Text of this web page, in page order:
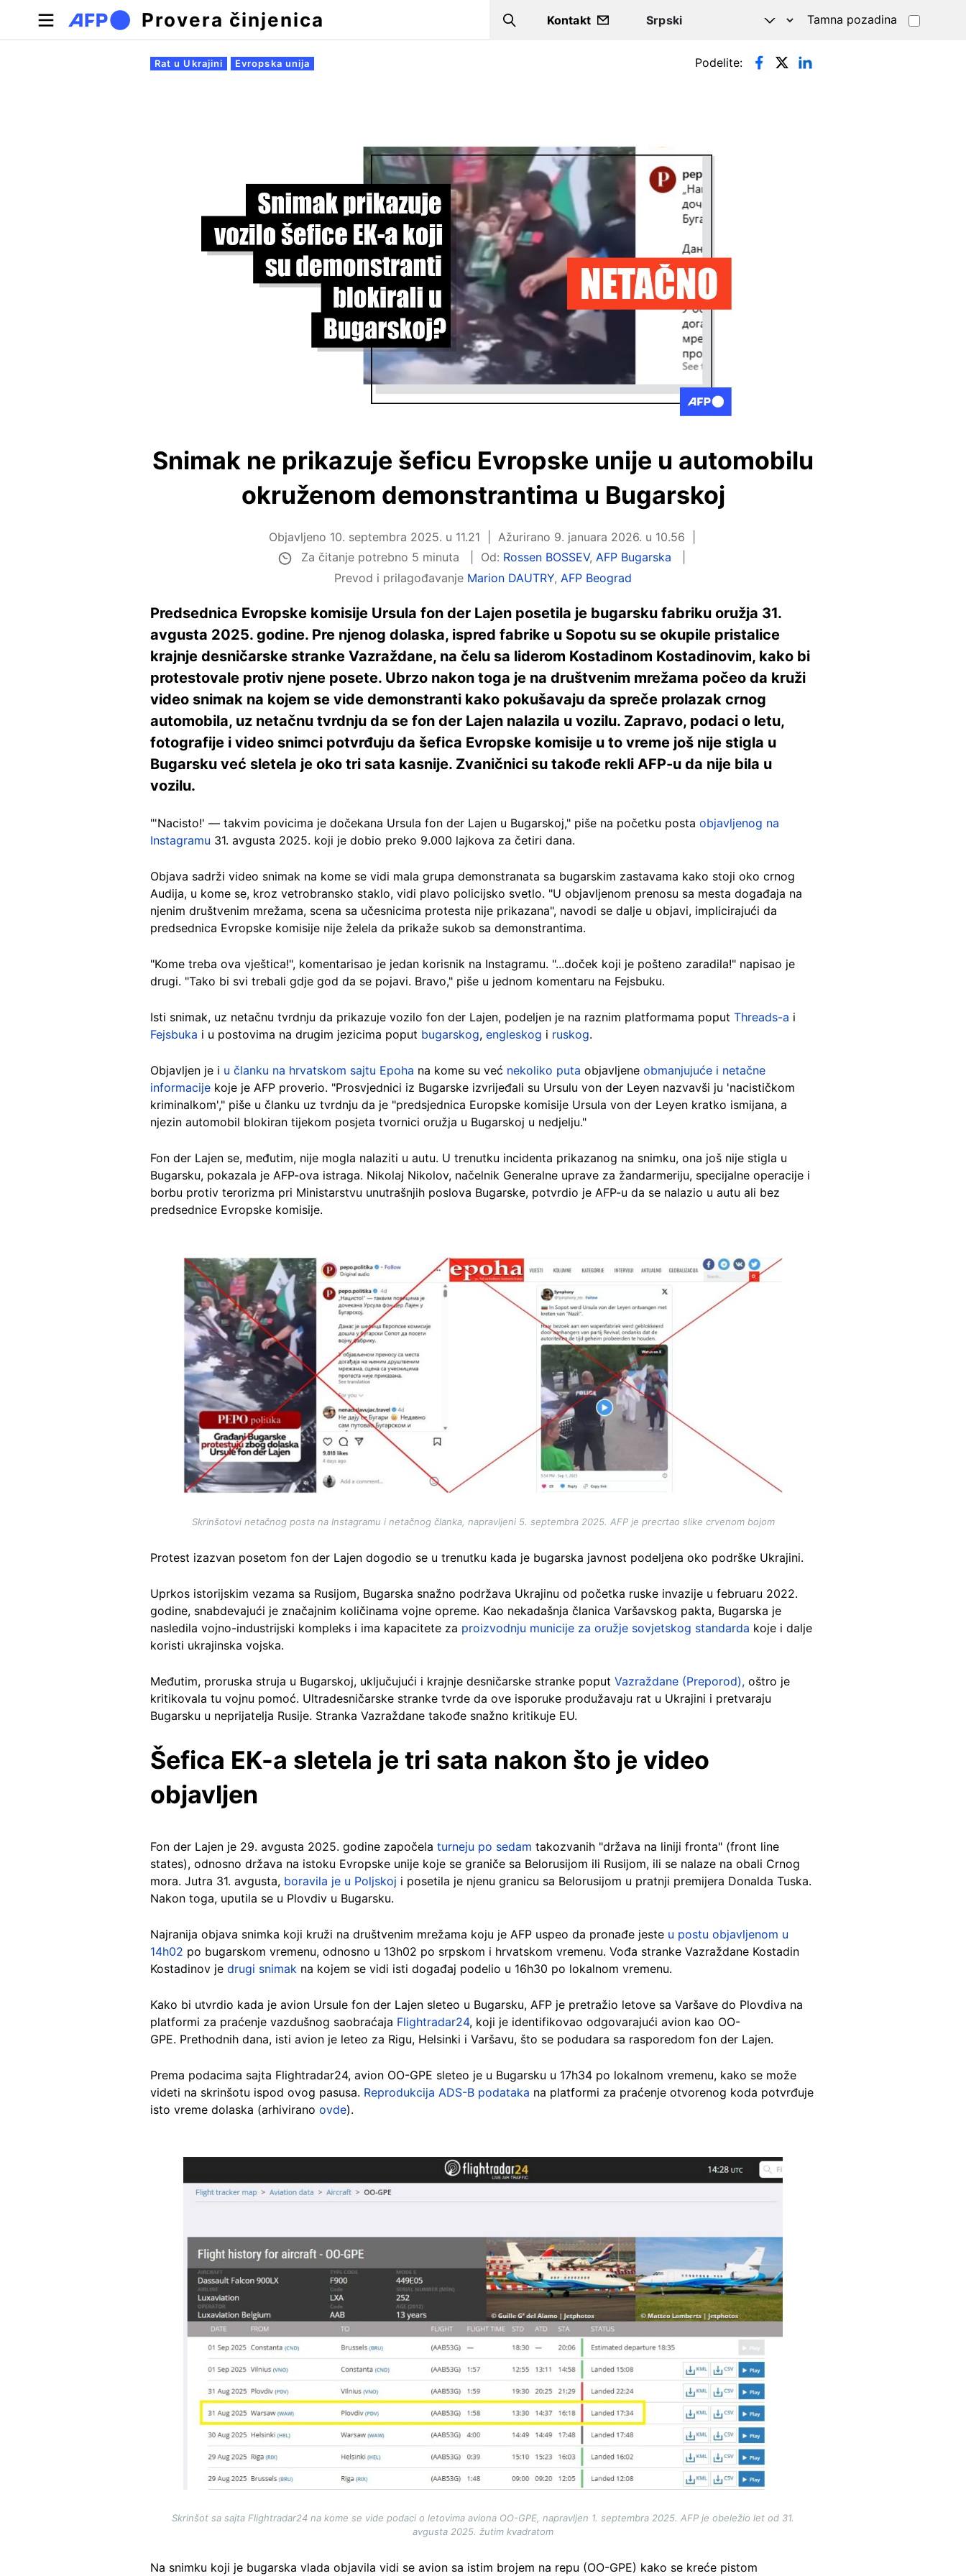
Skip to main content
Provera činjenica Search
Kontakt Tamna pozadina
Примарни табови
Rat u Ukrajini Evropska unija Podelite:
Snimak ne prikazuje šeficu Evropske unije u automobilu
okruženom demonstrantima u Bugarskoj
Objavljeno 10. septembra 2025. u 11.21 Ažurirano 9. januara 2026. u 10.56
Za čitanje potrebno 5 minuta
Od: Rossen BOSSEV,AFP Bugarska
Prevod i prilagođavanje Marion DAUTRY, AFP Beograd
Predsednica Evropske komisije Ursula fon der Lajen posetila je bugarsku fabriku oružja 31.
avgusta 2025. godine. Pre njenog dolaska, ispred fabrike u Sopotu su se okupile pristalice
krajnje desničarske stranke Vazraždane, na čelu sa liderom Kostadinom Kostadinovim, kako bi
protestovale protiv njene posete. Ubrzo nakon toga je na društvenim mrežama počeo da kruži
video snimak na kojem se vide demonstranti kako pokušavaju da spreče prolazak crnog
automobila, uz netačnu tvrdnju da se fon der Lajen nalazila u vozilu. Zapravo, podaci o letu,
fotografije i video snimci potvrđuju da šefica Evropske komisije u to vreme još nije stigla u
Bugarsku već sletela je oko tri sata kasnije. Zvaničnici su takođe rekli AFP-u da nije bila u
vozilu.
"'Nacisto!' — takvim povicima je dočekana Ursula fon der Lajen u Bugarskoj," piše na početku posta objavljenog na
Instagramu 31. avgusta 2025. koji je dobio preko 9.000 lajkova za četiri dana.
Objava sadrži video snimak na kome se vidi mala grupa demonstranata sa bugarskim zastavama kako stoji oko crnog
Audija, u kome se, kroz vetrobransko staklo, vidi plavo policijsko svetlo. "U objavljenom prenosu sa mesta događaja na
njenim društvenim mrežama, scena sa učesnicima protesta nije prikazana", navodi se dalje u objavi, implicirajući da
predsednica Evropske komisije nije želela da prikaže sukob sa demonstrantima.
"Kome treba ova vještica!", komentarisao je jedan korisnik na Instagramu. "...doček koji je pošteno zaradila!" napisao je
drugi. "Tako bi svi trebali gdje god da se pojavi. Bravo," piše u jednom komentaru na Fejsbuku.
Isti snimak, uz netačnu tvrdnju da prikazuje vozilo fon der Lajen, podeljen je na raznim platformama poput Threads-a i
Fejsbuka i u postovima na drugim jezicima poput bugarskog, engleskog i ruskog.
Objavljen je i u članku na hrvatskom sajtu Epoha na kome su već nekoliko puta objavljene obmanjujuće i netačne
informacije koje je AFP proverio. "Prosvjednici iz Bugarske izvrijeđali su Ursulu von der Leyen nazvavši ju 'nacističkom
kriminalkom'," piše u članku uz tvrdnju da je "predsjednica Europske komisije Ursula von der Leyen kratko ismijana, a
njezin automobil blokiran tijekom posjeta tvornici oružja u Bugarskoj u nedjelju."
Fon der Lajen se, međutim, nije mogla nalaziti u autu. U trenutku incidenta prikazanog na snimku, ona još nije stigla u
Bugarsku, pokazala je AFP-ova istraga. Nikolaj Nikolov, načelnik Generalne uprave za žandarmeriju, specijalne operacije i
borbu protiv terorizma pri Ministarstvu unutrašnjih poslova Bugarske, potvrdio je AFP-u da se nalazio u autu ali bez
predsednice Evropske komisije.
Image
Skrinšotovi netačnog posta na Instagramu i netačnog članka, napravljeni 5. septembra 2025. AFP je precrtao slike crvenom bojom
Protest izazvan posetom fon der Lajen dogodio se u trenutku kada je bugarska javnost podeljena oko podrške Ukrajini.
Uprkos istorijskim vezama sa Rusijom, Bugarska snažno podržava Ukrajinu od početka ruske invazije u februaru 2022.
godine, snabdevajući je značajnim količinama vojne opreme. Kao nekadašnja članica Varšavskog pakta, Bugarska je
nasledila vojno-industrijski kompleks i ima kapacitete za proizvodnju municije za oružje sovjetskog standarda koje i dalje
koristi ukrajinska vojska.
Međutim, proruska struja u Bugarskoj, uključujući i krajnje desničarske stranke poput Vazraždane (Preporod), oštro je
kritikovala tu vojnu pomoć. Ultradesničarske stranke tvrde da ove isporuke produžavaju rat u Ukrajini i pretvaraju
Bugarsku u neprijatelja Rusije. Stranka Vazraždane takođe snažno kritikuje EU.
Šefica EK-a sletela je tri sata nakon što je video
objavljen
Fon der Lajen je 29. avgusta 2025. godine započela turneju po sedam takozvanih "država na liniji fronta" (front line
states), odnosno država na istoku Evropske unije koje se graniče sa Belorusijom ili Rusijom, ili se nalaze na obali Crnog
mora. Jutra 31. avgusta, boravila je u Poljskoj i posetila je njenu granicu sa Belorusijom u pratnji premijera Donalda Tuska.
Nakon toga, uputila se u Plovdiv u Bugarsku.
Najranija objava snimka koji kruži na društvenim mrežama koju je AFP uspeo da pronađe jeste u postu objavljenom u
14h02 po bugarskom vremenu, odnosno u 13h02 po srpskom i hrvatskom vremenu. Vođa stranke Vazraždane Kostadin
Kostadinov je drugi snimak na kojem se vidi isti događaj podelio u 16h30 po lokalnom vremenu.
Kako bi utvrdio kada je avion Ursule fon der Lajen sleteo u Bugarsku, AFP je pretražio letove sa Varšave do Plovdiva na
platformi za praćenje vazdušnog saobraćaja Flightradar24, koji je identifikovao odgovarajući avion kao OO-
GPE. Prethodnih dana, isti avion je leteo za Rigu, Helsinki i Varšavu, što se podudara sa rasporedom fon der Lajen.
Prema podacima sajta Flightradar24, avion OO-GPE sleteo je u Bugarsku u 17h34 po lokalnom vremenu, kako se može
videti na skrinšotu ispod ovog pasusa. Reprodukcija ADS-B podataka na platformi za praćenje otvorenog koda potvrđuje
isto vreme dolaska (arhivirano ovde).
Skrinšot sa sajta Flightradar24 na kome se vide podaci o letovima aviona OO-GPE, napravljen 1. septembra 2025. AFP je obeležio let od 31.
avgusta 2025. žutim kvadratom
Na snimku koji je bugarska vlada objavila vidi se avion sa istim brojem na repu (OO-GPE) kako se kreće pistom